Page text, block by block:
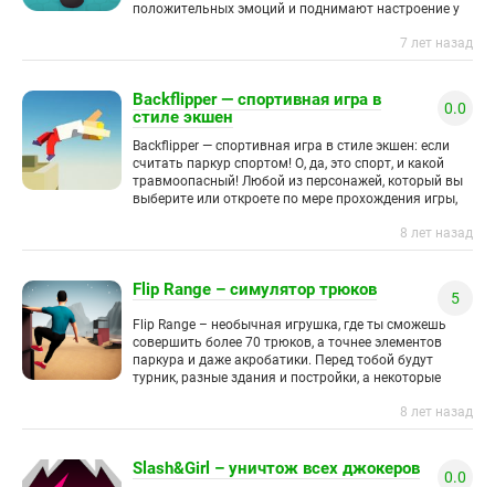
положительных эмоций и поднимают настроение у
7 лет назад
Backflipper — спортивная игра в
стиле экшен
0.0
Backflipper — спортивная игра в стиле экшен: если
считать паркур спортом! О, да, это спорт, и какой
травмоопасный! Любой из персонажей, который вы
выберите или откроете по мере прохождения игры,
8 лет назад
Flip Range – симулятор трюков 5
Flip Range – необычная игрушка, где ты сможешь
совершить более 70 трюков, а точнее элементов
паркура и даже акробатики. Перед тобой будут
турник, разные здания и постройки, а некоторые
8 лет назад
Slash&Girl – уничтож всех джокеров 0.0